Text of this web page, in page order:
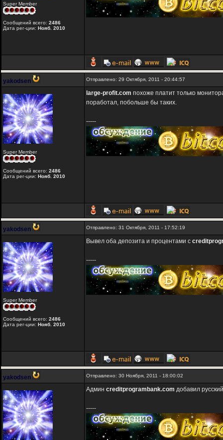
Super Member
Сообщений всего: 2486
Дата рег-ции: Нояб. 2010
yakodsen Отправлено: 29 Октября, 2011 - 20:44:57
Super Member
Сообщений всего: 2486
Дата рег-ции: Нояб. 2010
large-profit.com похоже платит только
поработал, побольше бы таких.
-----
yakodsen Отправлено: 31 Октября, 2011 - 17:52:19
Super Member
Сообщений всего: 2486
Дата рег-ции: Нояб. 2010
Вывел оба депозита и процентами с
-----
yakodsen Отправлено: 30 Ноября, 2011 - 18:00:02
Админ creditprogrambank.com добавил
-----